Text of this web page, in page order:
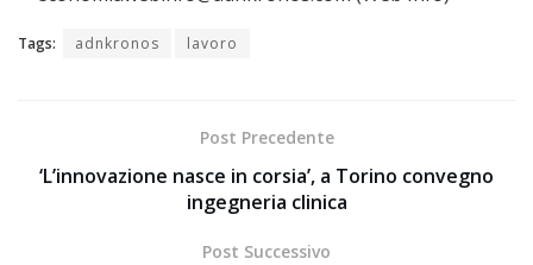
Tags: adnkronos lavoro
Post Precedente
‘L’innovazione nasce in corsia’, a Torino convegno
ingegneria clinica
Post Successivo